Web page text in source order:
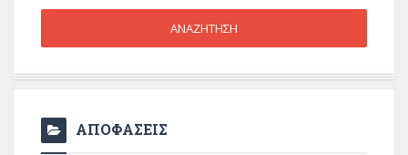
ΑΠΟΦΑΣΕΙΣ